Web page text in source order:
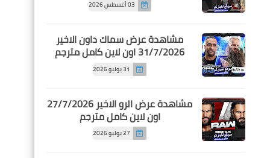
03 أغسطس 2026
مشاهدة عرض سماك داون الاخير
31/7/2026 اون لاين كامل مترجم
31 يوليو 2026
مشاهدة عرض الرو الاخير 27/7/2026
اون لاين كامل مترجم
27 يوليو 2026